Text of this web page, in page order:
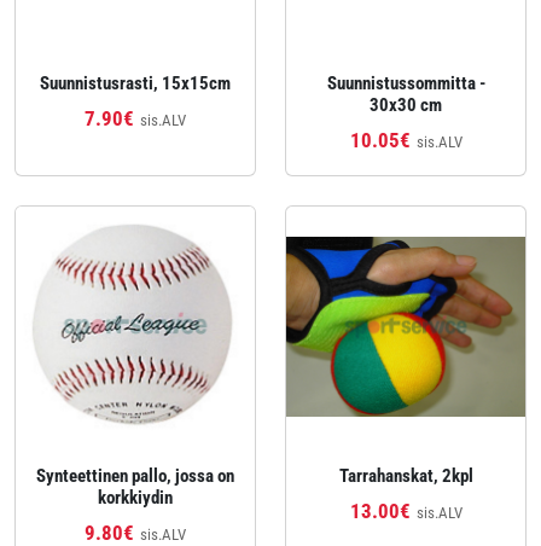
Suunnistusrasti, 15x15cm
7.90€ sis.ALV
Suunnistussommitta -
30x30 cm
10.05€ sis.ALV
Synteettinen pallo, jossa on
korkkiydin
9.80€ sis.ALV
Tarrahanskat, 2kpl
13.00€ sis.ALV